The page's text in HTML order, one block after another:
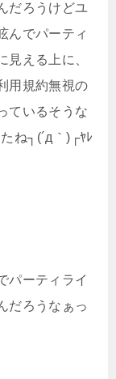
だろうけどユ
んでパーティ
見える上に、
用規約無視の
ているそうな
ね┐(´д｀)┌ﾔﾚ
パーティライ
だろうなぁっ